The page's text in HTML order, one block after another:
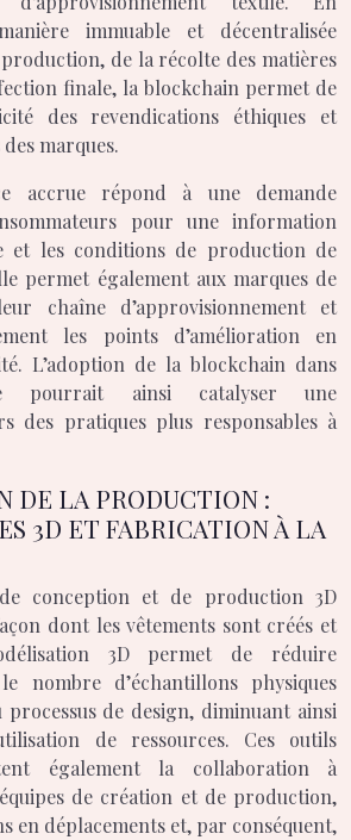
immuable et décentralisée
de la récolte des matières
finale, la blockchain permet de
des revendications éthiques et
marques.
accrue répond à une demande
pour une information
et les conditions de production de
permet également aux marques de
chaîne d’approvisionnement et
les points d’amélioration en
L’adoption de la blockchain dans
pourrait ainsi catalyser une
des pratiques plus responsables à
DE LA PRODUCTION :
3D ET FABRICATION À LA
conception et de production 3D
dont les vêtements sont créés et
3D permet de réduire
nombre d’échantillons physiques
processus de design, diminuant ainsi
de ressources. Ces outils
également la collaboration à
de création et de production,
en déplacements et, par conséquent,